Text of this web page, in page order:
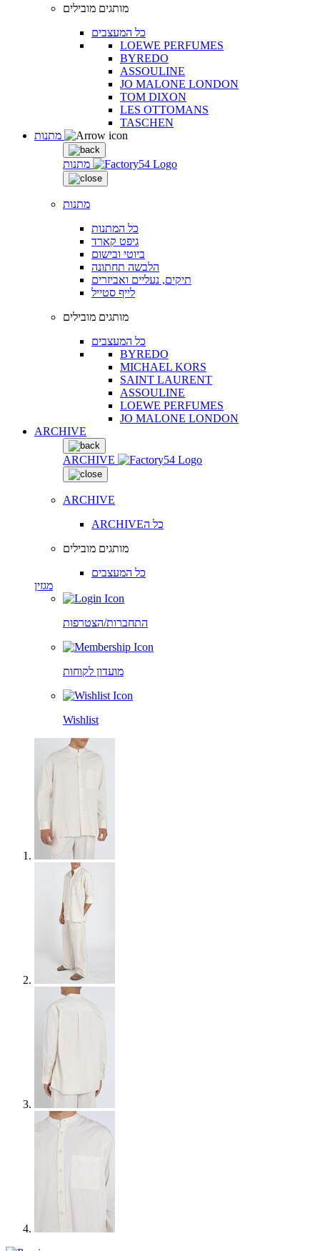
מותגים מובילים
כל המעצבים
LOEWE PERFUMES
BYREDO
ASSOULINE
JO MALONE LONDON
TOM DIXON
LES OTTOMANS
TASCHEN
מתנות
מתנות
כל המתנות
גיפט קארד
ביוטי ובישום
הלבשה תחתונה
תיקים, נעליים ואביזרים
לייף סטייל
מותגים מובילים
כל המעצבים
BYREDO
MICHAEL KORS
SAINT LAURENT
ASSOULINE
LOEWE PERFUMES
JO MALONE LONDON
ARCHIVE
ARCHIVE
ARCHIVE
ARCHIVEכל ה
מותגים מובילים
כל המעצבים
מגזין
התחברות/הצטרפות
מועדון לקוחות
Wishlist